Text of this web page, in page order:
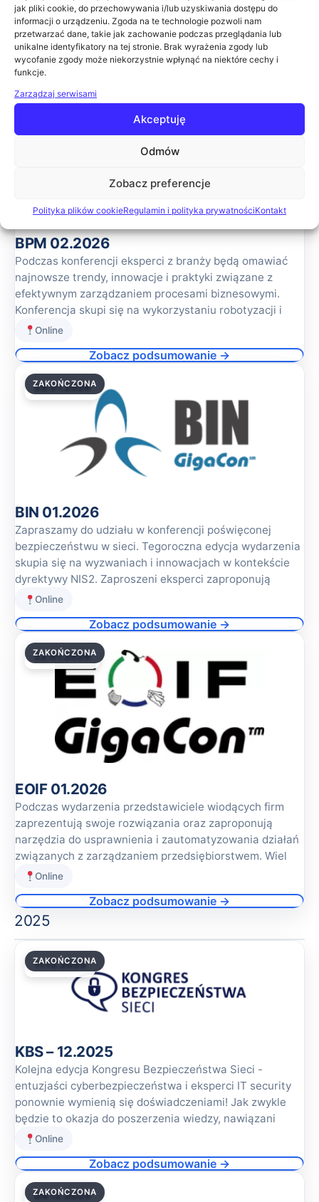
jak pliki cookie, do przechowywania i/lub uzyskiwania dostępu do
informacji o urządzeniu. Zgoda na te technologie pozwoli nam
przetwarzać dane, takie jak zachowanie podczas przeglądania lub
unikalne identyfikatory na tej stronie. Brak wyrażenia zgody lub
wycofanie zgody może niekorzystnie wpłynąć na niektóre cechy i
funkcje.
Zarządzaj serwisami
Akceptuję
Odmów
Zobacz preferencje
Polityka plików cookieRegulamin i polityka prywatnościKontakt
SŁUŻBA ZDROWIA 02.2026
Celem konferencji jest przedstawienie najnowszych
rozwiązań w zakresie informatyzacji zakładów opieki
zdrowotnej. Podczas wydarzenia wiodące firmy IT
zaprezentują swoje rozwiązania, które pomogą uspra
Zobacz podsumowanie →
BPM 02.2026
Podczas konferencji eksperci z branży będą omawiać
najnowsze trendy, innowacje i praktyki związane z
efektywnym zarządzaniem procesami biznesowymi.
Konferencja skupi się na wykorzystaniu robotyzacji i
Online
Zobacz podsumowanie →
29.01.2026
ZAKOŃCZONA
BIN 01.2026
Zapraszamy do udziału w konferencji poświęconej
bezpieczeństwu w sieci. Tegoroczna edycja wydarzenia
skupia się na wyzwaniach i innowacjach w kontekście
dyrektywy NIS2. Zaproszeni eksperci zaproponują
Online
Zobacz podsumowanie →
22.01.2026
ZAKOŃCZONA
EOIF 01.2026
Podczas wydarzenia przedstawiciele wiodących firm
zaprezentują swoje rozwiązania oraz zaproponują
narzędzia do usprawnienia i zautomatyzowania działań
związanych z zarządzaniem przedsiębiorstwem. Wiel
Online
Zobacz podsumowanie →
2025
11.12.2025
ZAKOŃCZONA
KBS – 12.2025
Kolejna edycja Kongresu Bezpieczeństwa Sieci -
entuzjaści cyberbezpieczeństwa i eksperci IT security
ponownie wymienią się doświadczeniami! Jak zwykle
będzie to okazja do poszerzenia wiedzy, nawiązani
Online
Zobacz podsumowanie →
09.12.2025
ZAKOŃCZONA